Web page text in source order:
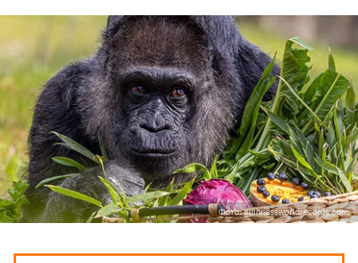
Фото: guinnessworldrecords.com